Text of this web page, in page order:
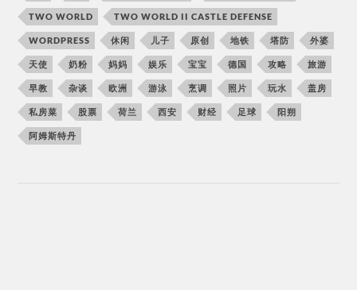
TWO WORLD TWO WORLD II CASTLE DEFENSE
WORDPRESS 休闲 儿子 原创 地铁 塔防 外婆
天使 奶粉 妈妈 娱乐 宝宝 德国 攻略 旅游
早教 杂谈 欧洲 游泳 烹调 照片 玩水 盖房
私房菜 股票 荷兰 西安 财经 足球 阳朔
阿姆斯特丹